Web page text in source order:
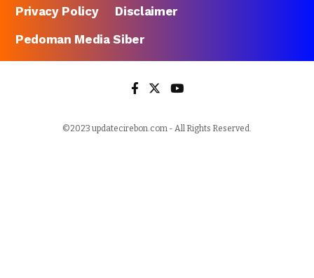
Privacy Policy
Disclaimer
Pedoman Media Siber
©2023 updatecirebon.com - All Rights Reserved.